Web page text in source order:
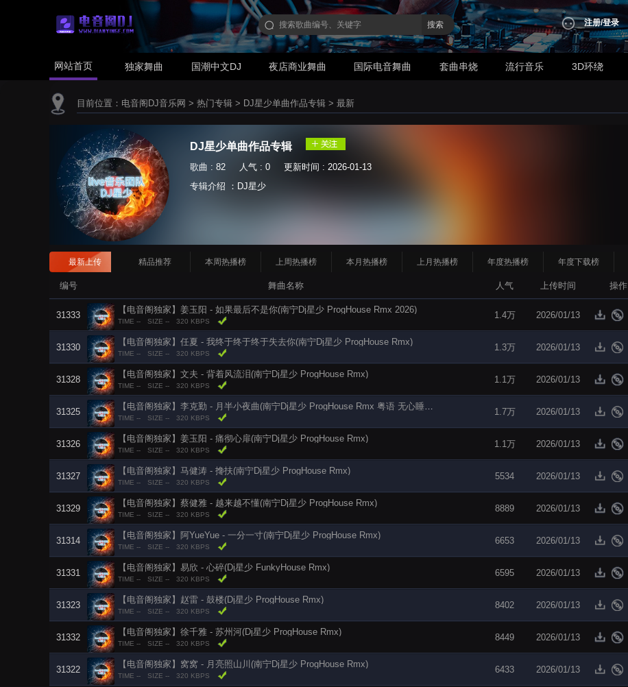
搜索 注册/登录
网站首页 独家舞曲 国潮中文DJ 夜店商业舞曲 国际电音舞曲 套曲串烧 流行音乐 3D环绕
目前位置： 电音阁DJ音乐网 > 热门专辑 > DJ星少单曲作品专辑 > 最新
DJ星少单曲作品专辑
歌曲 : 82 人气 : 0 更新时间 : 2026-01-13
专辑介绍 ：DJ星少
最新上传 精品推荐 本周热播榜 上周热播榜 本月热播榜 上月热播榜 年度热播榜 年度下载榜
编号 舞曲名称 人气 上传时间 操作
31333
【电音阁独家】姜玉阳 - 如果最后不是你(南宁Dj星少 ProgHouse Rmx 2026)
TIME -- SIZE -- 320 KBPS
1.4万 2026/01/13
31330
【电音阁独家】任夏 - 我终于终于终于失去你(南宁Dj星少 ProgHouse Rmx)
TIME -- SIZE -- 320 KBPS
1.3万 2026/01/13
31328
【电音阁独家】文夫 - 背着风流泪(南宁Dj星少 ProgHouse Rmx)
TIME -- SIZE -- 320 KBPS
1.1万 2026/01/13
31325
【电音阁独家】李克勤 - 月半小夜曲(南宁Dj星少 ProgHouse Rmx 粤语 无心睡眠鼓)
TIME -- SIZE -- 320 KBPS
1.7万 2026/01/13
31326
【电音阁独家】姜玉阳 - 痛彻心扉(南宁Dj星少 ProgHouse Rmx)
TIME -- SIZE -- 320 KBPS
1.1万 2026/01/13
31327
【电音阁独家】马健涛 - 搀扶(南宁Dj星少 ProgHouse Rmx)
TIME -- SIZE -- 320 KBPS
5534 2026/01/13
31329
【电音阁独家】蔡健雅 - 越来越不懂(南宁Dj星少 ProgHouse Rmx)
TIME -- SIZE -- 320 KBPS
8889 2026/01/13
31314
【电音阁独家】阿YueYue - 一分一寸(南宁Dj星少 ProgHouse Rmx)
TIME -- SIZE -- 320 KBPS
6653 2026/01/13
31331
【电音阁独家】易欣 - 心碎(Dj星少 FunkyHouse Rmx)
TIME -- SIZE -- 320 KBPS
6595 2026/01/13
31323
【电音阁独家】赵雷 - 鼓楼(Dj星少 ProgHouse Rmx)
TIME -- SIZE -- 320 KBPS
8402 2026/01/13
31332
【电音阁独家】徐千雅 - 苏州河(Dj星少 ProgHouse Rmx)
TIME -- SIZE -- 320 KBPS
8449 2026/01/13
31322
【电音阁独家】窝窝 - 月亮照山川(南宁Dj星少 ProgHouse Rmx)
TIME -- SIZE -- 320 KBPS
6433 2026/01/13